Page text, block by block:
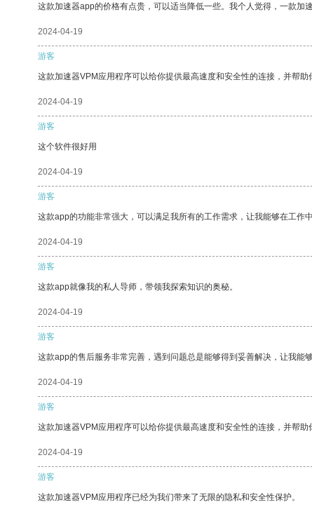
这款加速器app的价格有点贵，可以适当降低一些。我个人觉得，一款加
2024-04-19
游客
这款加速器VPM应用程序可以给你提供最高速度和安全性的连接，并帮助
2024-04-19
游客
这个软件很好用
2024-04-19
游客
这款app的功能非常强大，可以满足我所有的工作需求，让我能够在工作中
2024-04-19
游客
这款app就像我的私人导师，带领我探索知识的奥秘。
2024-04-19
游客
这款app的售后服务非常完善，遇到问题总是能够得到妥善解决，让我能够
2024-04-19
游客
这款加速器VPM应用程序可以给你提供最高速度和安全性的连接，并帮助
2024-04-19
游客
这款加速器VPM应用程序已经为我们带来了无限的隐私和安全性保护。